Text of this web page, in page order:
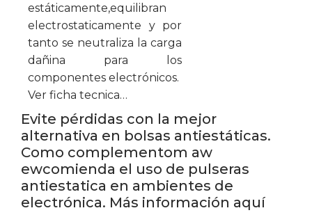
estáticamente,equilibran
electrostaticamente y por
tanto se neutraliza la carga
dañina para los
componentes electrónicos.
Ver ficha tecnica…
Evite pérdidas con la mejor
alternativa en bolsas antiestáticas.
Como complementom aw
ewcomienda el uso de pulseras
antiestatica en ambientes de
electrónica. Más información aquí